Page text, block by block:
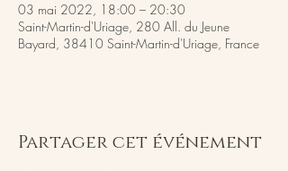
03 mai 2022, 18:00 – 20:30
Saint-Martin-d'Uriage, 280 All. du Jeune
Bayard, 38410 Saint-Martin-d'Uriage, France
Partager cet événement